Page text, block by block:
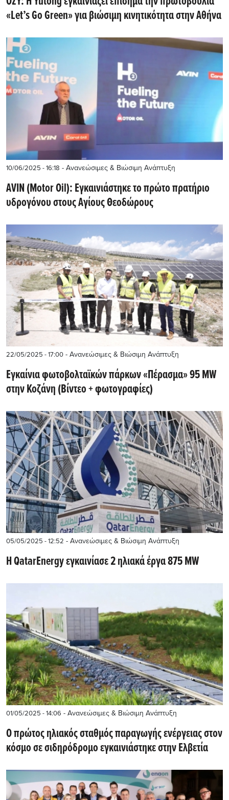
«Let’s Go Green» για βιώσιμη κινητικότητα στην Αθήνα
10/06/2025 - 16:18 - Ανανεώσιμες & Βιώσιμη Ανάπτυξη
AVIN (Motor Oil): Εγκαινιάστηκε το πρώτο πρατήριο
υδρογόνου στους Αγίους Θεοδώρους
22/05/2025 - 17:00 - Ανανεώσιμες & Βιώσιμη Ανάπτυξη
Εγκαίνια φωτοβολταϊκών πάρκων «Πέρασμα» 95 MW
στην Κοζάνη (Βίντεο + φωτογραφίες)
05/05/2025 - 12:52 - Ανανεώσιμες & Βιώσιμη Ανάπτυξη
Η QatarEnergy εγκαινίασε 2 ηλιακά έργα 875 MW
01/05/2025 - 14:06 - Ανανεώσιμες & Βιώσιμη Ανάπτυξη
Ο πρώτος ηλιακός σταθμός παραγωγής ενέργειας στον
κόσμο σε σιδηρόδρομο εγκαινιάστηκε στην Ελβετία